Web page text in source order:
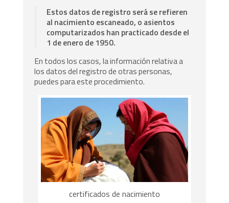
Estos datos de registro será se refieren
al nacimiento escaneado, o asientos
computarizados han practicado desde el
1 de enero de 1950.
En todos los casos, la información relativa a
los datos del registro de otras personas,
puedes para este procedimiento.
certificados de nacimiento